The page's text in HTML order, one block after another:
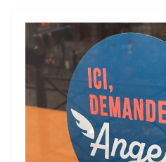
a
g
ra
m
e
b
o
o
k
e
dI